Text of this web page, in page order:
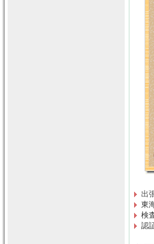
出
東
検
認